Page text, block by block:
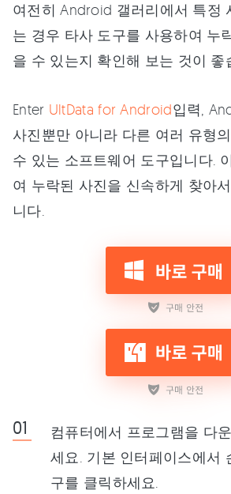
여전히 Android 갤러리에서 특정
는 경우 타사 도구를 사용하여 누
을 수 있는지 확인해 보는 것이 좋
Enter UltData for Android입력,
사진뿐만 아니라 다른 여러 유형
수 있는 소프트웨어 도구입니다.
여 누락된 사진을 신속하게 찾아
니다.
컴퓨터에서 프로그램을 다
세요. 기본 인터페이스에서
구를 클릭하세요.